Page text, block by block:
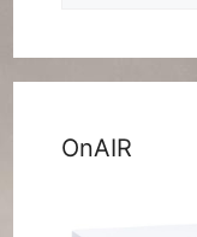
OnAIR